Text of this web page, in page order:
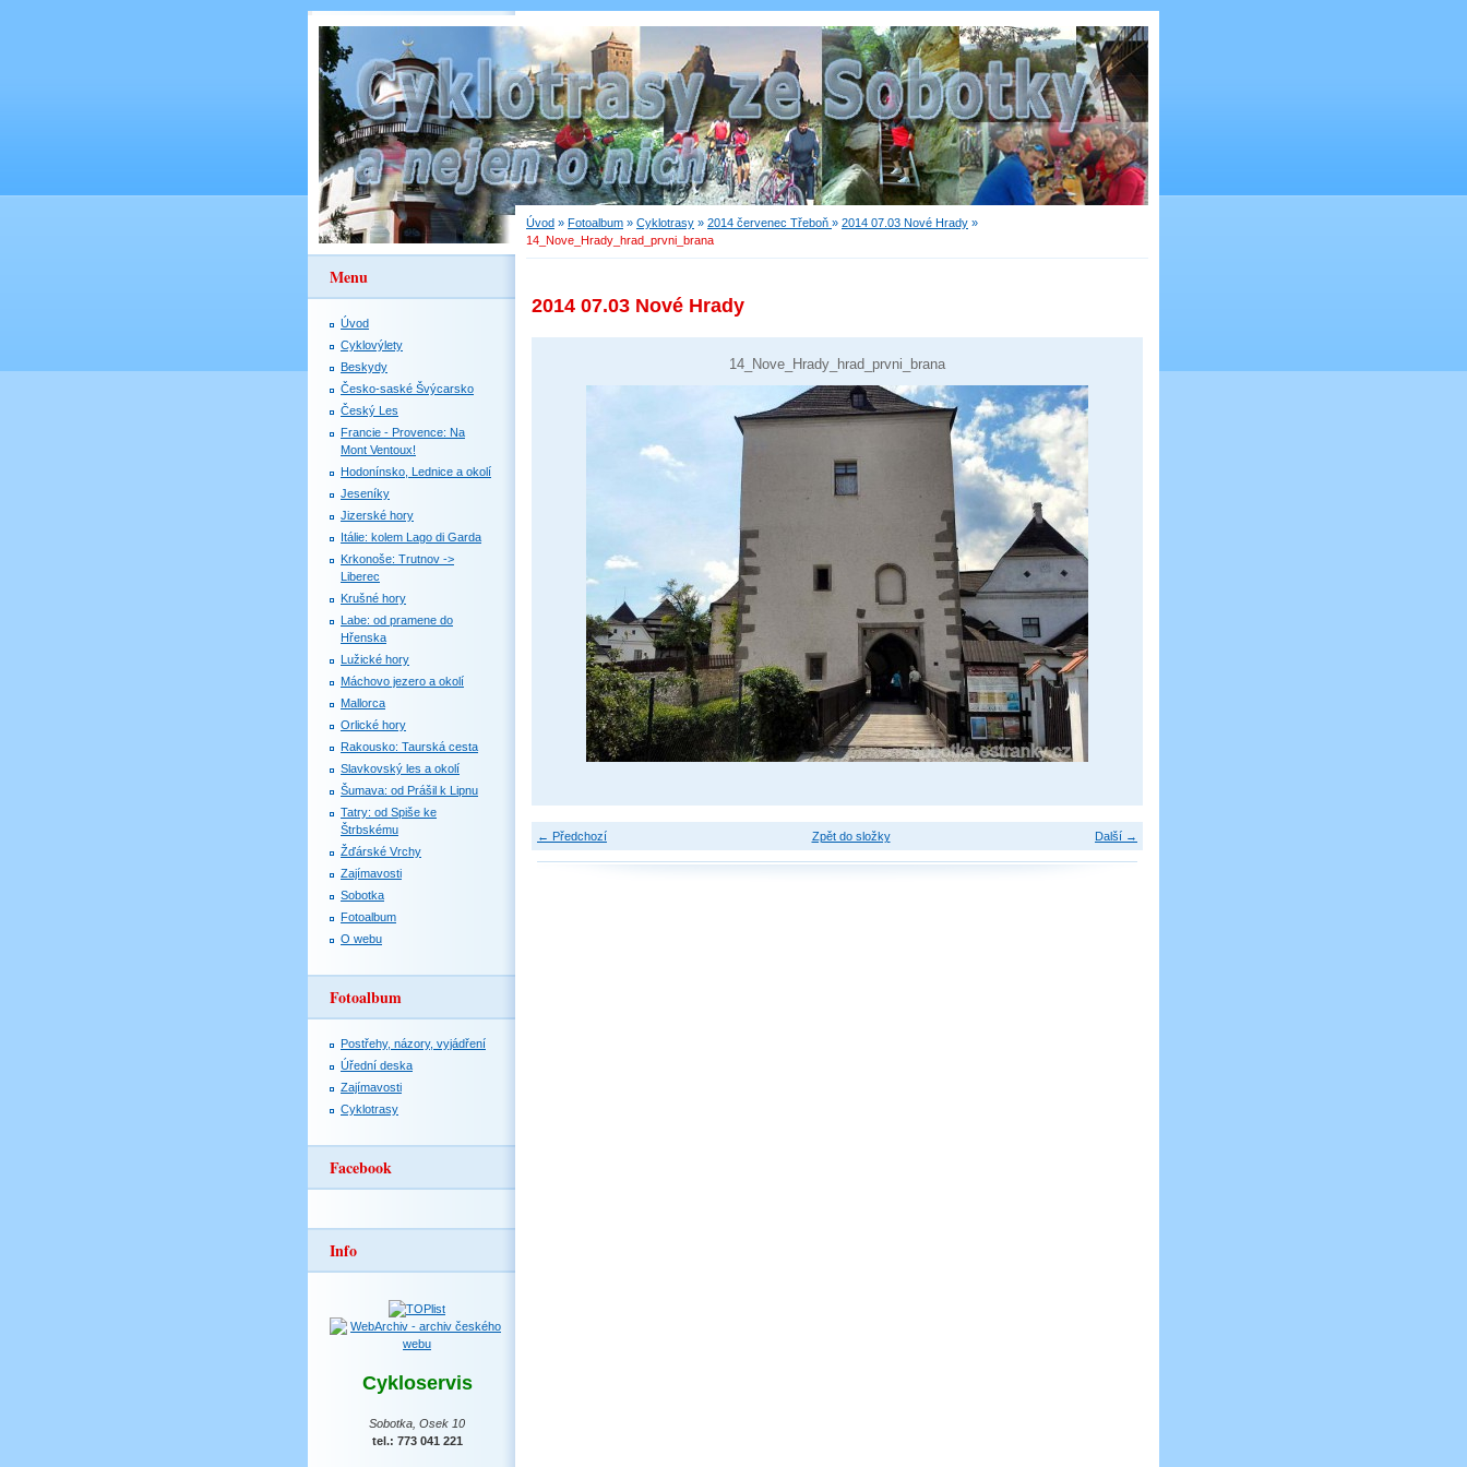
Úvod » Fotoalbum » Cyklotrasy » 2014 červenec Třeboň » 2014 07.03 Nové Hrady »
14_Nove_Hrady_hrad_prvni_brana
2014 07.03 Nové Hrady
14_Nove_Hrady_hrad_prvni_brana
← Předchozí Další →
Zpět do složky
Menu
Úvod
Cyklovýlety
Beskydy
Česko-saské Švýcarsko
Český Les
Francie - Provence: Na
Mont Ventoux!
Hodonínsko, Lednice a okolí
Jeseníky
Jizerské hory
Itálie: kolem Lago di Garda
Krkonoše: Trutnov ->
Liberec
Krušné hory
Labe: od pramene do
Hřenska
Lužické hory
Máchovo jezero a okolí
Mallorca
Orlické hory
Rakousko: Taurská cesta
Slavkovský les a okolí
Šumava: od Prášil k Lipnu
Tatry: od Spiše ke
Štrbskému
Žďárské Vrchy
Zajímavosti
Sobotka
Fotoalbum
O webu
Fotoalbum
Postřehy, názory, vyjádření
Úřední deska
Zajímavosti
Cyklotrasy
Facebook
Info
Cykloservis
Sobotka, Osek 10
tel.: 773 041 221